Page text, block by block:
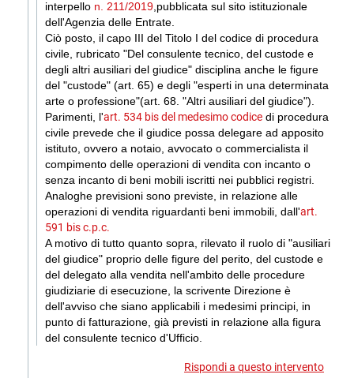
interpello n. 211/2019 ,pubblicata sul sito istituzionale
dell'Agenzia delle Entrate.
Ciò posto, il capo III del Titolo I del codice di procedura
civile, rubricato "Del consulente tecnico, del custode e
degli altri ausiliari del giudice" disciplina anche le figure
del "custode" (art. 65) e degli "esperti in una determinata
arte o professione"(art. 68. "Altri ausiliari del giudice").
Parimenti, l'art. 534 bis del medesimo codice di procedura
civile prevede che il giudice possa delegare ad apposito
istituto, ovvero a notaio, avvocato o commercialista il
compimento delle operazioni di vendita con incanto o
senza incanto di beni mobili iscritti nei pubblici registri.
Analoghe previsioni sono previste, in relazione alle
operazioni di vendita riguardanti beni immobili, dall'art.
591 bis c.p.c.
A motivo di tutto quanto sopra, rilevato il ruolo di "ausiliari
del giudice" proprio delle figure del perito, del custode e
del delegato alla vendita nell'ambito delle procedure
giudiziarie di esecuzione, la scrivente Direzione è
dell'avviso che siano applicabili i medesimi principi, in
punto di fatturazione, già previsti in relazione alla figura
del consulente tecnico d'Ufficio.
Rispondi a questo intervento